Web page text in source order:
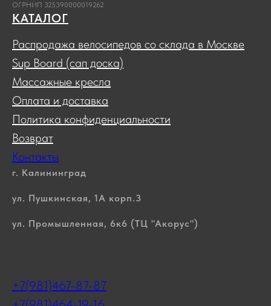
ОГРНИП 325390000019262
КАТАЛОГ
Распродажа велосипедов со склада в Москве
Sup Board (сап доска)
Массажные кресла
Оплата и доставка
Политика конфиденциальности
Возврат
Контакты
г. Калининград
ул. Пушкинская, 1А корп.3
ул. Промышленная, 6к6 (ТЦ "Акорус")
+7(981)467-87-87